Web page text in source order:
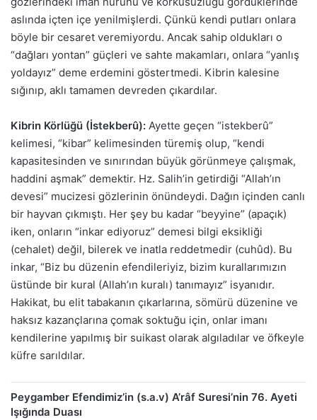
aslında içten içe yenilmişlerdi. Çünkü kendi putları onlara
böyle bir cesaret veremiyordu. Ancak sahip oldukları o
“dağları yontan” güçleri ve sahte makamları, onlara “yanlış
yoldayız” deme erdemini göstertmedi. Kibrin kalesine
sığınıp, aklı tamamen devreden çıkardılar.
Kibrin Körlüğü (İstekberû): Ayette geçen “istekberû”
kelimesi, “kibar” kelimesinden türemiş olup, “kendi
kapasitesinden ve sınırından büyük görünmeye çalışmak,
haddini aşmak” demektir. Hz. Salih’in getirdiği “Allah’ın
devesi” mucizesi gözlerinin önündeydi. Dağın içinden canlı
bir hayvan çıkmıştı. Her şey bu kadar “beyyine” (apaçık)
iken, onların “inkar ediyoruz” demesi bilgi eksikliği
(cehalet) değil, bilerek ve inatla reddetmedir (cuhûd). Bu
inkar, “Biz bu düzenin efendileriyiz, bizim kurallarımızın
üstünde bir kural (Allah’ın kuralı) tanımayız” isyanıdır.
Hakikat, bu elit tabakanın çıkarlarına, sömürü düzenine ve
haksız kazançlarına çomak soktuğu için, onlar imanı
kendilerine yapılmış bir suikast olarak algıladılar ve öfkeyle
küfre sarıldılar.
Peygamber Efendimiz’in (s.a.v) A’râf Suresi’nin 76. Ayeti
Işığında Duası